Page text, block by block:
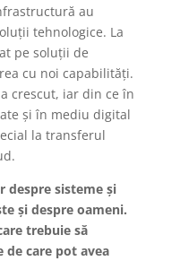
au
tehnologice. La
pe soluții de
cu noi capabilități.
crescut, iar din ce în
și în mediu digital
la transferul
despre sisteme și
și despre oameni.
trebuie să
care pot avea